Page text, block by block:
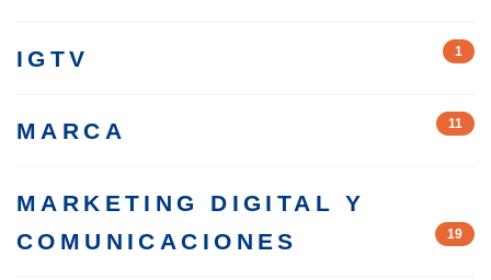
IGTV 1
MARCA 11
MARKETING DIGITAL Y
COMUNICACIONES
19